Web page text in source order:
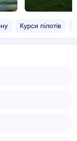
Курси пілотів